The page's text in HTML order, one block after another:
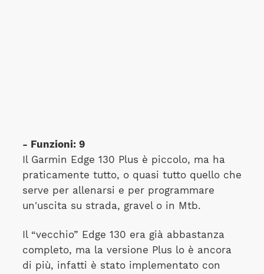
- Funzioni: 9
Il Garmin Edge 130 Plus è piccolo, ma ha
praticamente tutto, o quasi tutto quello che
serve per allenarsi e per programmare
un'uscita su strada, gravel o in Mtb.
Il “vecchio” Edge 130 era già abbastanza
completo, ma la versione Plus lo è ancora
di più, infatti è stato implementato con